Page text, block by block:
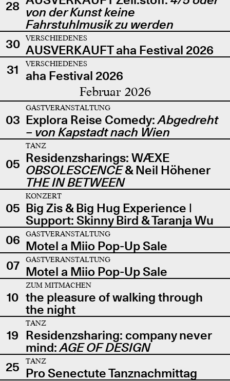
28 von der Kunst keine
Fahrstuhlmusik zu werden
30
VERSCHIEDENES
AUSVERKAUFT aha Festival 2026
31
VERSCHIEDENES
aha Festival 2026
Februar 2026
03
GASTVERANSTALTUNG
Explora Reise Comedy:Abgedreht
– von Kapstadt nach Wien
05
TANZ
Residenzsharings: WÆXE
OBSOLESCENCE& Neil Höhener
THE IN BETWEEN
05
KONZERT
Big Zis & Big Hug Experience |
Support: Skinny Bird & Taranja Wu
06
GASTVERANSTALTUNG
Motel a Miio Pop-Up Sale
07
GASTVERANSTALTUNG
Motel a Miio Pop-Up Sale
10
ZUM MITMACHEN
the pleasure of walking through
the night
19
TANZ
Residenzsharing: company never
mind:AGE OF DESIGN
25
TANZ
Pro Senectute Tanznachmittag